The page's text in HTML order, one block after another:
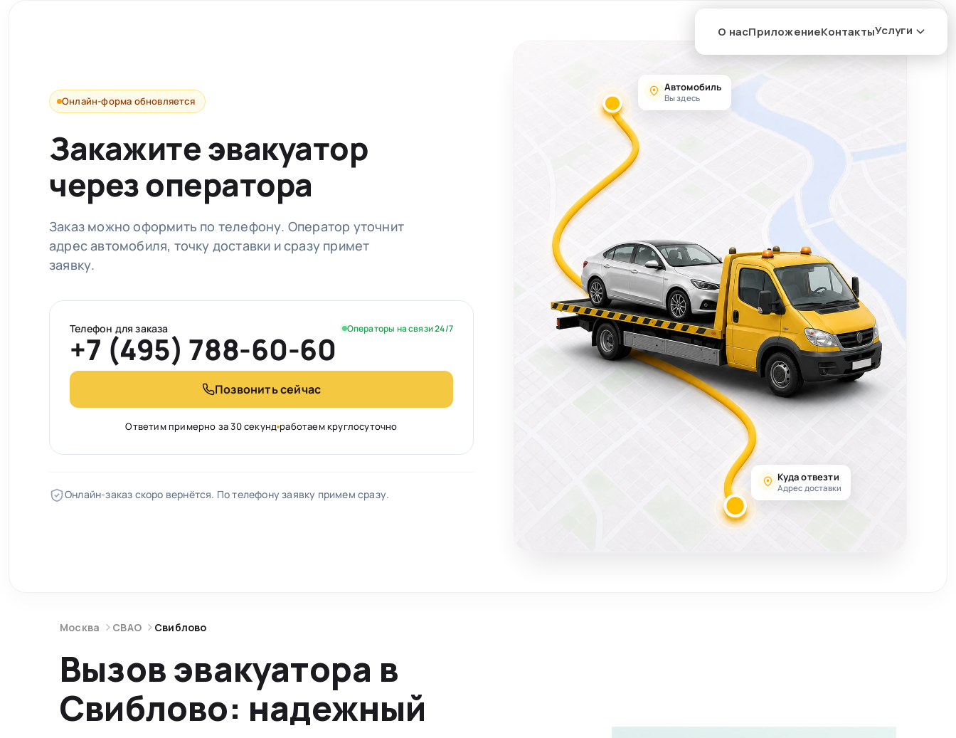
Онлайн-форма обновляется
Закажите эвакуатор
через оператора
Заказ можно оформить по телефону. Оператор уточнит
адрес автомобиля, точку доставки и сразу примет
заявку.
Телефон для заказа Операторы на связи 24/7
+7 (495) 788-60-60
Позвонить сейчас
Ответим примерно за 30 секунд работаем круглосуточно
Онлайн-заказ скоро вернётся. По телефону заявку примем сразу.
Автомобиль
Вы здесь
Куда отвезти
Адрес доставки
О насПриложениеКонтактыУслуги
Москва СВАО Свиблово
Вызов эвакуатора в
Свиблово: надежный